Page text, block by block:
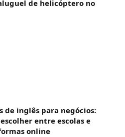
de helicóptero no
de inglês para negócios:
entre escolas e
online